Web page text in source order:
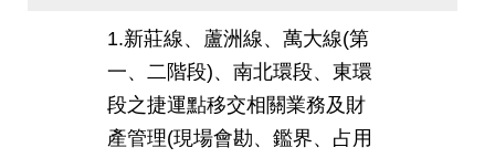
1.新莊線、蘆洲線、萬大線(第
一、二階段)、南北環段、東環
段之捷運點移交相關業務及財
產管理(現場會勘、鑑界、占用